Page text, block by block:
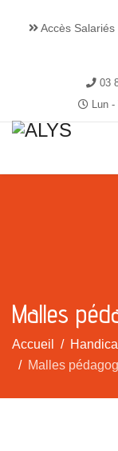
Accès Salariés
03
Lun
Malles
Accueil
Malles